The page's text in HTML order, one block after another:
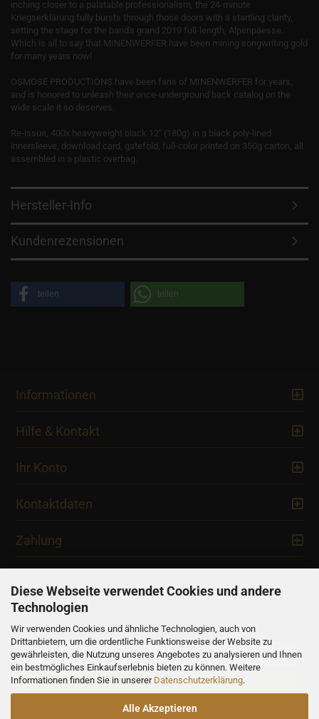
Diese Webseite verwendet Cookies und andere
Technologien
Wir verwenden Cookies und ähnliche Technologien, auch von
Drittanbietern, um die ordentliche Funktionsweise der Website zu
gewährleisten, die Nutzung unseres Angebotes zu analysieren und Ihnen
ein bestmögliches Einkaufserlebnis bieten zu können. Weitere
Informationen finden Sie in unserer Datenschutzerklärung.
Alle Akzeptieren
inching closer to a palatable professionalism, the 24-minute
Kriegserklärung fully bursts through those doors with a startling clarity,
setting the stage for the band's grand 2019 full-length, Alpenpäesse.
Which is all to say that MINENWERFER have been mining songwriting gold
for many years now!
OSMOSE PRODUCTIONS have been fans of MINENWERFER for years,
and is honored to unleash their once-underground back catalog on the
wide scale it so deserves.
Re-issue, 400x heavyweight black 12" (180g) in a black poly-lined
innersleeve, download card, gatefold, full-color printed on 350g carton, all
assembled in a plastic overbag.
Hersteller-Info
Kundenrezensionen
teilen teilen
Informationen
Hilfe & Kontakt
Ihr Konto
Kontaktdaten
Zahlung
Newsletter